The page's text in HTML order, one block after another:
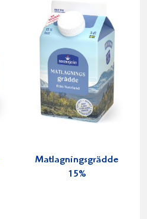
Matlagningsgrädde
15%